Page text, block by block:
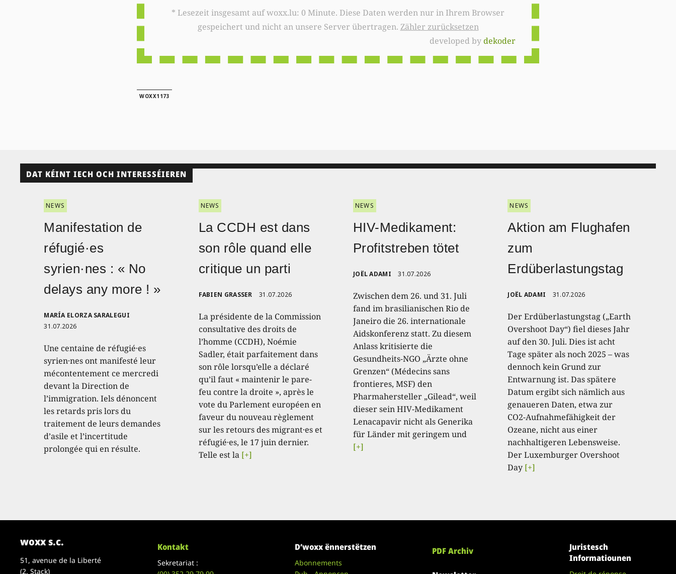
* Lesezeit insgesamt auf woxx.lu: 0 Minute. Diese Daten werden nur in Ihrem Browser
gespeichert und nicht an unsere Server übertragen. Zähler zurücksetzen
developed bydekoder
WOXX1173
DAT KÉINT IECH OCH INTERESSÉIEREN
NEWS
Manifestation de
réfugié·es
syrien·nes : « No
delays any more ! »
MARÍA ELORZA SARALEGUI
31.07.2026
Une centaine de réfugié·es
syrien·nes ont manifesté leur
mécontentement ce mercredi
devant la Direction de
l’immigration. Iels dénoncent
les retards pris lors du
traitement de leurs demandes
d’asile et l’incertitude
prolongée qui en résulte.
NEWS
La CCDH est dans
son rôle quand elle
critique un parti
FABIEN GRASSER 31.07.2026
La présidente de la Commission
consultative des droits de
l’homme (CCDH), Noémie
Sadler, était parfaitement dans
son rôle lorsqu’elle a déclaré
qu’il faut « maintenir le pare-
feu contre la droite », après le
vote du Parlement européen en
faveur du nouveau règlement
sur les retours des migrant·es et
réfugié·es, le 17 juin dernier.
Telle est la [+]
NEWS
HIV-Medikament:
Profitstreben tötet
JOËL ADAMI 31.07.2026
Zwischen dem 26. und 31. Juli
fand im brasilianischen Rio de
Janeiro die 26. internationale
Aidskonferenz statt. Zu diesem
Anlass kritisierte die
Gesundheits-NGO „Ärzte ohne
Grenzen“ (Médecins sans
frontieres, MSF) den
Pharmahersteller „Gilead“, weil
dieser sein HIV-Medikament
Lenacapavir nicht als Generika
für Länder mit geringem und
[+]
NEWS
Aktion am Flughafen
zum
Erdüberlastungstag
JOËL ADAMI 31.07.2026
Der Erdüberlastungstag („Earth
Overshoot Day“) fiel dieses Jahr
auf den 30. Juli. Dies ist acht
Tage später als noch 2025 – was
dennoch kein Grund zur
Entwarnung ist. Das spätere
Datum ergibt sich nämlich aus
genaueren Daten, etwa zur
CO2-Aufnahmefähigkeit der
Ozeane, nicht aus einer
nachhaltigeren Lebensweise.
Der Luxemburger Overshoot
Day [+]
woxx s.c.
51, avenue de la Liberté
(2. Stack)
Kontakt
Sekretariat :
D’woxx ënnerstëtzen
Abonnements
PDF Archiv
Juristesch
Informatiounen